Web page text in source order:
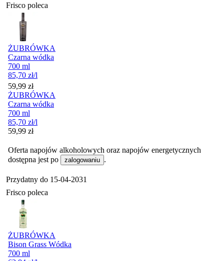
Frisco poleca
ŻUBRÓWKA
Czarna wódka
700 ml
85,70 zł/l
Cena
59,99 zł
ŻUBRÓWKA
Czarna wódka
700 ml
85,70 zł/l
Cena
59,99 zł
Oferta napojów alkoholowych oraz napojów energetycznych
dostępna jest po
zalogowaniu .
Przydatny do 15-04-2031
Frisco poleca
ŻUBRÓWKA
Bison Grass Wódka
700 ml